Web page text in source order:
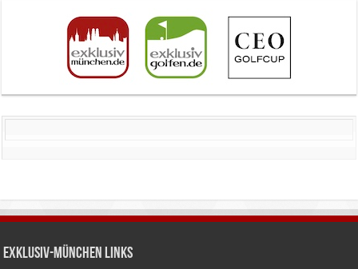
Exklusiv-München Links